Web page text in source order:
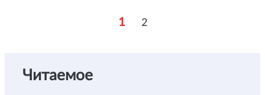
1 2
Читаемое